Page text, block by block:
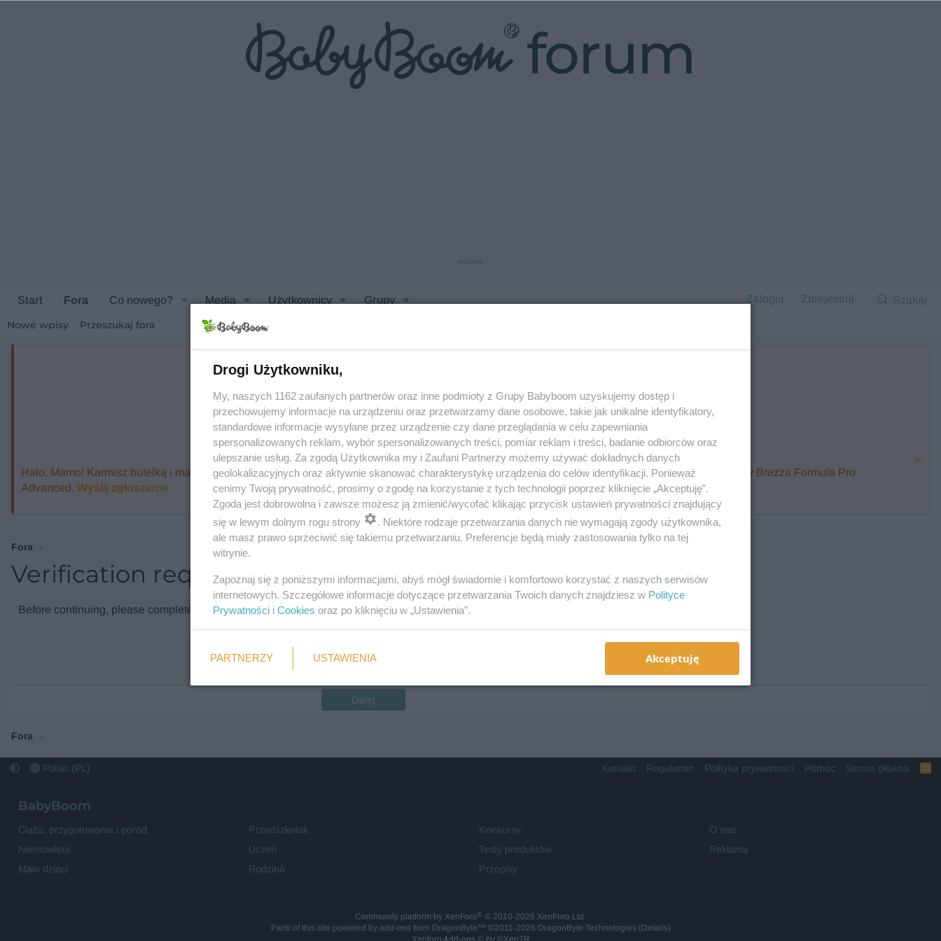
forum
Start Fora Co nowego? Media Użytkownicy Grupy Zaloguj Zarejestruj Szukaj
Nowe wpisy Przeszukaj fora
Halo, Mamo! Karmisz butelką i marzysz o ekspresie, który przygotuje mleko w kilka sekund? Opowiedz historię nocnego karmienia i zawalcz o Baby Brezza Formula Pro
Advanced. Wyślij zgłoszenie
reklama
Fora
Verification required
Before continuing, please complete the verification check.
Weryfikacja
Wymagane
Dalej
Fora
Polski (PL) Kontakt Regulamin Polityka prywatności Pomoc Strona główna
R
BabyBoom
Ciąża, przygotowania i poród
Niemowlęta
Małe dzieci
Przedszkolak
Uczeń
Rodzina
Konkursy
Testy produktów
Przepisy
O nas
Reklama
Community platform by XenForo® © 2010-2026 XenForo Ltd.
Parts of this site powered by add-ons from DragonByte™ ©2011-2026 DragonByte Technologies(Details)
Xenforo Add-ons© by ©XenTR
Drogi Użytkowniku,
My, naszych 1162 zaufanych partnerów oraz inne podmioty z Grupy Babyboom uzyskujemy dostęp i
przechowujemy informacje na urządzeniu oraz przetwarzamy dane osobowe, takie jak unikalne identyfikatory,
standardowe informacje wysyłane przez urządzenie czy dane przeglądania w celu zapewniania
spersonalizowanych reklam, wybór spersonalizowanych treści, pomiar reklam i treści, badanie odbiorców oraz
ulepszanie usług. Za zgodą Użytkownika my i Zaufani Partnerzy możemy używać dokładnych danych
geolokalizacyjnych oraz aktywnie skanować charakterystykę urządzenia do celów identyfikacji. Ponieważ
cenimy Twoją prywatność, prosimy o zgodę na korzystanie z tych technologii poprzez kliknięcie „Akceptuję”.
Zgoda jest dobrowolna i zawsze możesz ją zmienić/wycofać klikając przycisk ustawień prywatności znajdujący
się w lewym dolnym rogu strony
. Niektóre rodzaje przetwarzania danych nie wymagają zgody użytkownika,
ale masz prawo sprzeciwić się takiemu przetwarzaniu. Preferencje będą miały zastosowania tylko na tej
witrynie.
Zapoznaj się z poniższymi informacjami, abyś mógł świadomie i komfortowo korzystać z naszych serwisów
internetowych. Szczegółowe informacje dotyczące przetwarzania Twoich danych znajdziesz w Polityce
Prywatności i Cookies oraz po kliknięciu w „Ustawienia”.
PARTNERZY USTAWIENIA Akceptuję